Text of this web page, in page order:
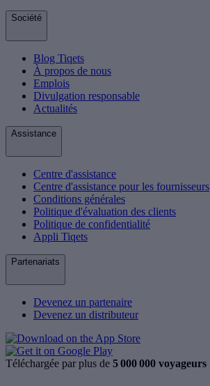
Société
Blog Tiqets
À propos de nous
Emplois
Divulgation responsable
Actualités
Assistance
Centre d'assistance
Centre d'assistance pour les fournisseurs
Conditions générales
Politique d'évaluation des clients
Politique de confidentialité
Appli Tiqets
Partenariats
Devenez un partenaire
Devenez un distributeur
Téléchargée par plus de 5 000 000 voyageurs